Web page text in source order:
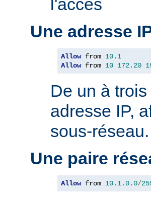
l'accès
Une adresse
Allow from 10.1
Allow from 10 172.20
De un à
adresse IP,
sous-réseau.
Une paire
Allow from 10.1.0.0/